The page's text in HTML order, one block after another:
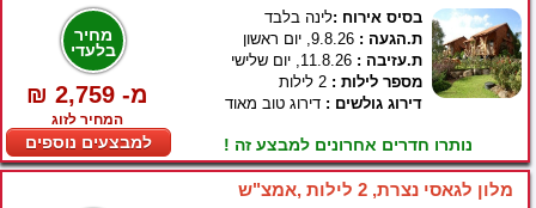
מחיר
בלעדי
₪ 2,759 -מ
המחיר לזוג
למבצעים נוספים
בסיס אירוח :לינה בלבד
ת.הגעה :
ת.עזיבה :
מספר לילות :
דירוג גולשים : דירוג טוב מאוד
נותרו חדרים אחרונים למבצע זה !
מלון לגאסי נצרת, 2 לילות ,אמצ"ש